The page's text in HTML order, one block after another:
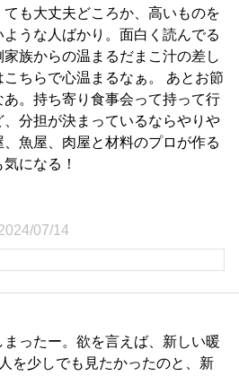
も大丈夫どころか、高いものを
うな人ばかり。面白く読んでる
家族からの温まるだまこ汁の差し
こちらで心温まるなぁ。 あとお節
。持ち寄り食事会って持って行
、分担が決まっているならやりや
魚屋、肉屋と材料のプロが作る
になる！
07/14
ったー。欲を言えば、新しい暖
を少しでも見たかったのと、新